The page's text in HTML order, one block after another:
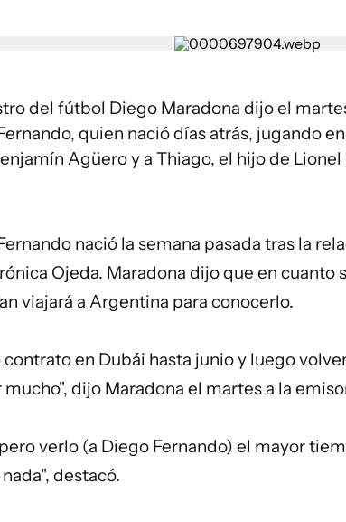
del fútbol Diego Maradona dijo el
quien nació días atrás, jugando
Agüero y a Thiago, el hijo de Lionel
nació la semana pasada tras la
Ojeda. Maradona dijo que en cuanto
viajará a Argentina para conocerlo.
contrato en Dubái hasta junio y luego
dijo Maradona el martes a la
verlo (a Diego Fernando) el mayor
destacó.